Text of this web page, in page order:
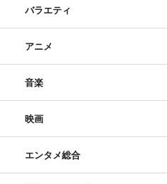
バラエティ
アニメ
音楽
映画
エンタメ総合